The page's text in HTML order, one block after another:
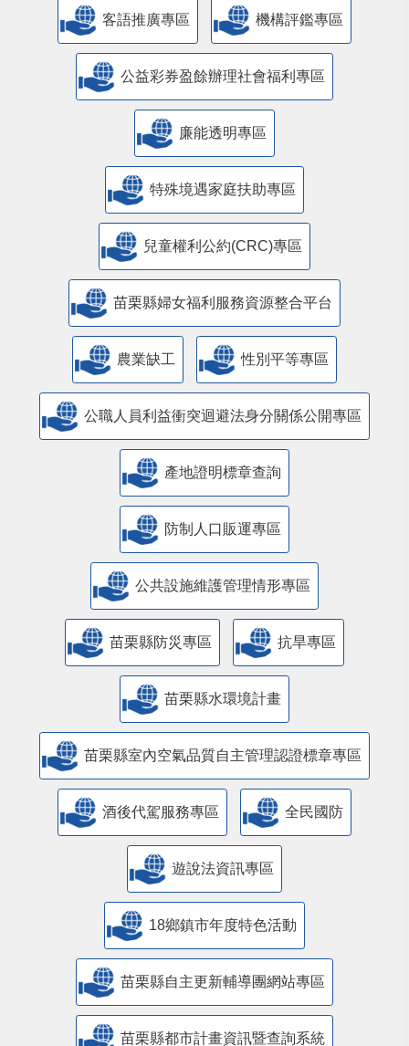
客語推廣專區 機構評鑑專區
公益彩券盈餘辦理社會福利專區
廉能透明專區
特殊境遇家庭扶助專區
兒童權利公約(CRC)專區
苗栗縣婦女福利服務資源整合平台
農業缺工 性別平等專區
公職人員利益衝突迴避法身分關係公開專區
產地證明標章查詢
防制人口販運專區
​公共設施維護管理情形專區
苗栗縣防災專區 抗旱專區
苗栗縣水環境計畫
苗栗縣室內空氣品質自主管理認證標章專區
酒後代駕服務專區 全民國防
遊說法資訊專區
18鄉鎮市年度特色活動
苗栗縣自主更新輔導團網站專區
苗栗縣都市計畫資訊暨查詢系統